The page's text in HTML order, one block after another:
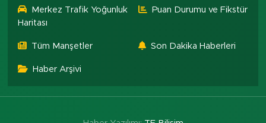
Merkez Trafik Yoğunluk
Haritası
Puan Durumu ve Fikstür
Tüm Manşetler Son Dakika Haberleri
Haber Arşivi